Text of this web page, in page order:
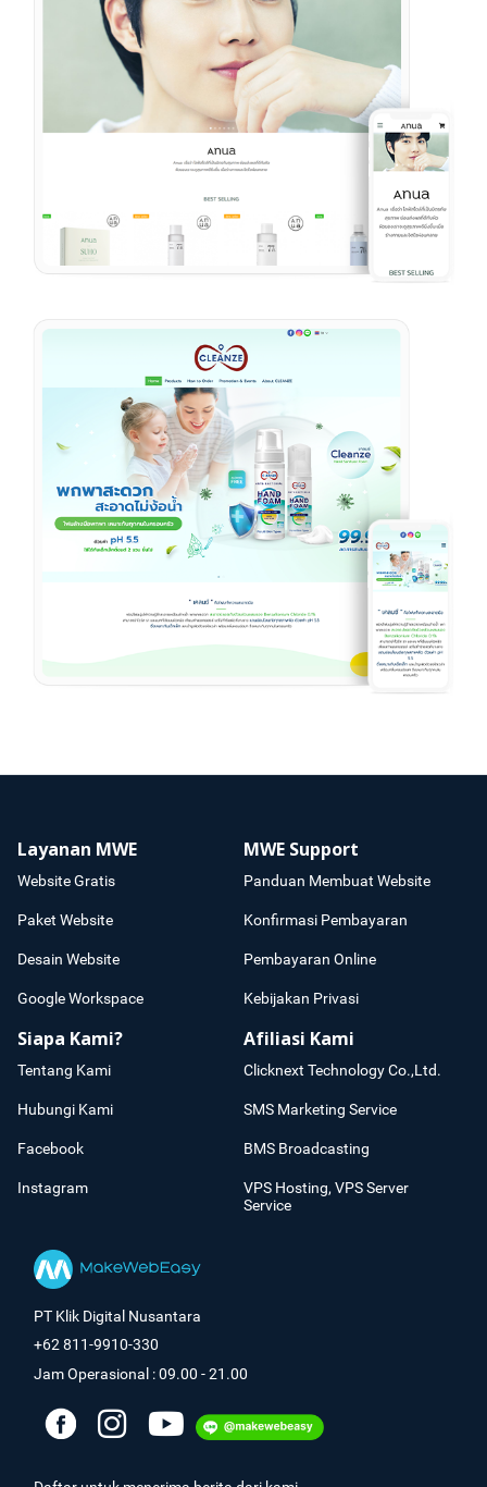
Layanan MWE
Website Gratis
Paket Website
Desain Website
Google Workspace
MWE Support
Panduan Membuat Website
Konfirmasi Pembayaran
Pembayaran Online
Kebijakan Privasi
Siapa Kami?
Tentang Kami
Hubungi Kami
Facebook
Instagram
Afiliasi Kami
Clicknext Technology Co.,Ltd.
SMS Marketing Service
BMS Broadcasting
VPS Hosting, VPS Server
Service
PT Klik Digital Nusantara
+62 811-9910-330
Jam Operasional : 09.00 - 21.00